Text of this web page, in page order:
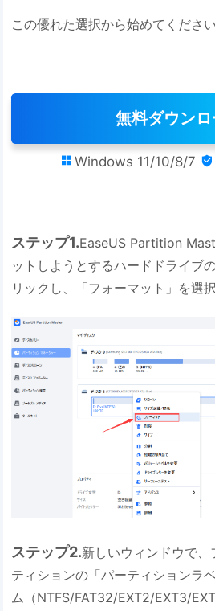
この優れた選択から始めてください
無料ダウン
 Windows 11/10/8/7 
ステップ1.EaseUS Partition
ットしようとするハードドライブ
リックし、「フォーマット」を選択
ステップ2.新しいウィンドウで
ティションの「パーティションラ
ム（NTFS/FAT32/EXT2/EXT3/